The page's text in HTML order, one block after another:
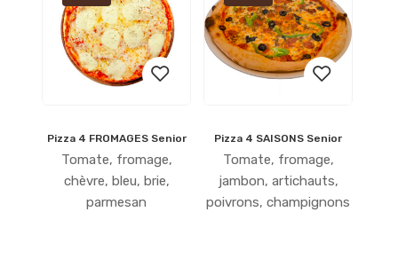
Ajouter
à la
Pizza 4 FROMAGES Senior
Tomate, fromage,
chèvre, bleu, brie,
parmesan
Ajouter
à la
liste
Pizza 4 SAISONS Senior
Tomate, fromage,
jambon, artichauts,
poivrons, champignons